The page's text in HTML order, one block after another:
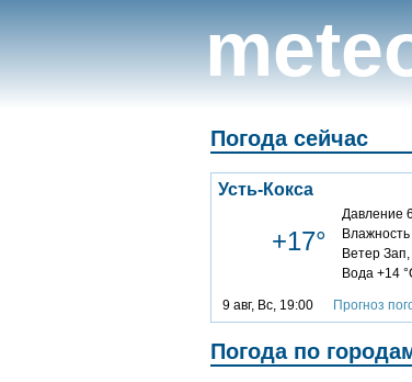
Погода сейчас
Усть-Кокса
+17°
Давление
Ветер
Вода +14
9 авг, Вс, 19:00 Прогноз
Погода по